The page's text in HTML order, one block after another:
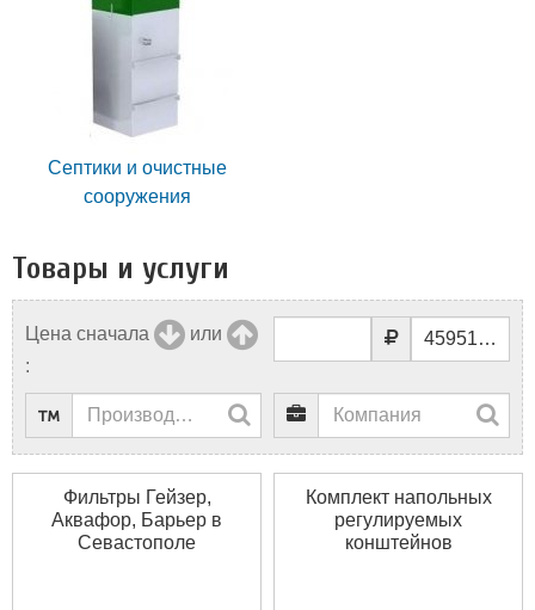
Септики и очистные
сооружения
Товары и услуги
Цена сначала
или
:
Фильтры Гейзер,
Аквафор, Барьер в
Севастополе
Комплект напольных
регулируемых
конштейнов